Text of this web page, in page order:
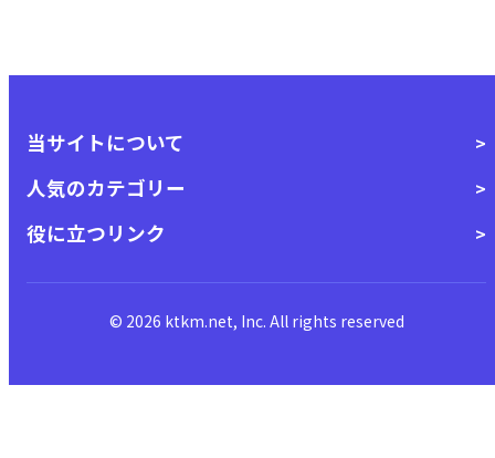
当サイトについて
人気のカテゴリー
役に立つリンク
© 2026 ktkm.net, Inc. All rights reserved